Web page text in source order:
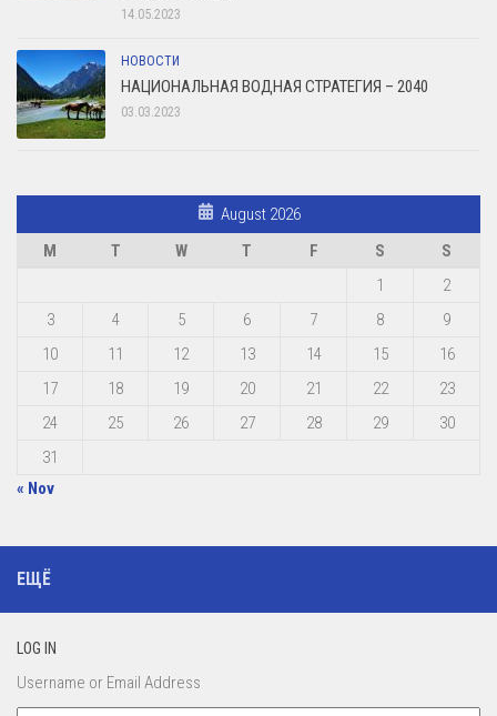
14.05.2023
НОВОСТИ
НАЦИОНАЛЬНАЯ ВОДНАЯ СТРАТЕГИЯ – 2040
03.03.2023
August 2026
M
T W T F S
S
1
2
3
4 5 6 7 8
9
10
11 12 13 14 15
16
17
18 19 20 21 22
23
24
25 26 27 28 29
30
31
« Nov
ЕЩЁ
LOG IN
Username or Email Address